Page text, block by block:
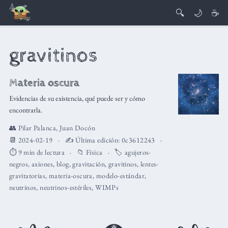
🔍 🌙 ☕
gravitinos
Materia oscura
Evidencias de su existencia, qué puede ser y cómo
encontrarla.
👥 Pilar Palanca, Juan Docón
📆 2024-02-19
✍️ Última edición:0c3612243
⏱️ 9 min de lectura
📁 Física 🏷️agujeros-
negros,axiones, blog,gravitación, gravitinos, lentes-
gravitatorias,materia-oscura, modelo-estándar,
neutrinos,neutrinos-estériles,WIMPs